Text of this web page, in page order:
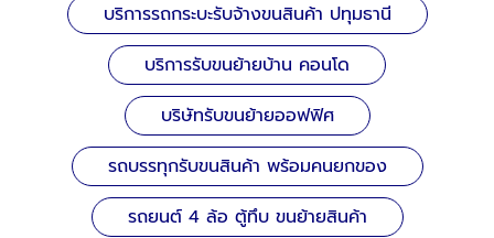
บริการรถกระบะรับจ้างขนสินค้า ปทุมธานี
บริการรับขนย้ายบ้าน คอนโด
บริษัทรับขนย้ายออฟฟิศ
รถบรรทุกรับขนสินค้า พร้อมคนยกของ
รถยนต์ 4 ล้อ ตู้ทึบ ขนย้ายสินค้า